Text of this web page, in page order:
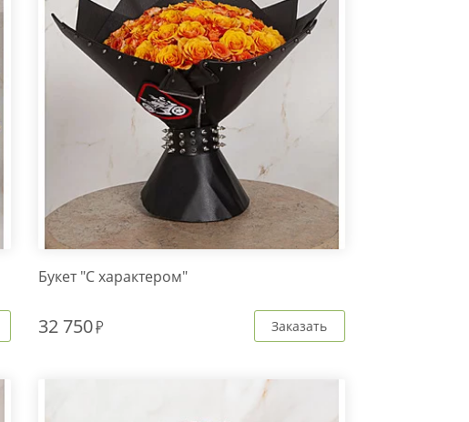
Букет "С характером"
32 750 Заказать